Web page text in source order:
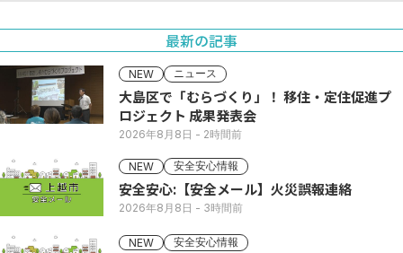
最新の記事
NEW ニュース
大島区で「むらづくり」！ 移住・定住促進プ
ロジェクト 成果発表会
2026年8月8日 - 2時間前
NEW 安全安心情報
安全安心:【安全メール】火災誤報連絡
2026年8月8日 - 3時間前
NEW 安全安心情報